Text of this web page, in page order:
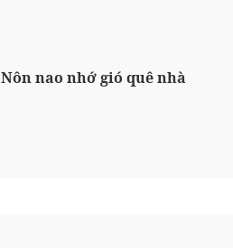
Nôn nao nhớ gió quê nhà